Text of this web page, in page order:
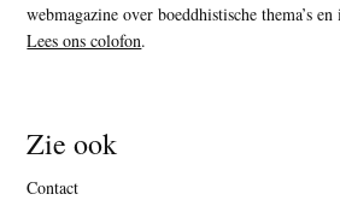
webmagazine over boeddhistische thema’s
Lees ons colofon.
Zie ook
Contact